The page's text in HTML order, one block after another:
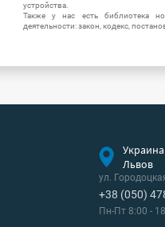
устройства.
Также у нас есть библиотека
деятельности: закон, кодекс,
Украина
Львов
ул.
+38 (050)
Пн-Пт 8:00 -